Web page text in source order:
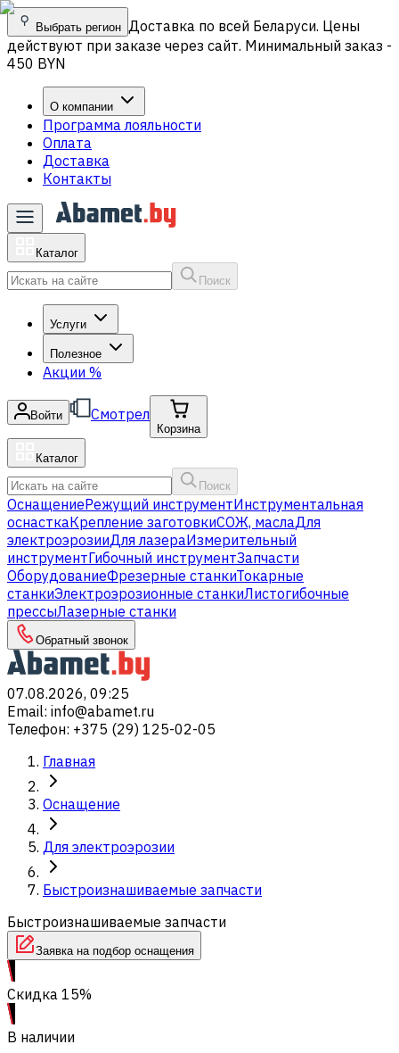
Выбрать регион Доставка по всей Беларуси. Цены
действуют при заказе через сайт. Минимальный заказ -
450 BYN
О компании
Программа лояльности
Оплата
Доставка
Контакты
Каталог
Поиск
Услуги
Полезное
Акции %
Войти Смотрел
Корзина
Каталог
Поиск
ОснащениеРежущий инструментИнструментальная
оснасткаКрепление заготовкиСОЖ, маслаДля
электроэрозииДля лазераИзмерительный
инструментГибочный инструментЗапчасти
ОборудованиеФрезерные станкиТокарные
станкиЭлектроэрозионные станкиЛистогибочные
прессыЛазерные станки
Обратный звонок
07.08.2026, 09:25
Email: info@abamet.ru
Телефон: +375 (29) 125-02-05
Главная
Оснащение
Для электроэрозии
Быстроизнашиваемые запчасти
Быстроизнашиваемые запчасти
Заявка на подбор оснащения
Скидка 15%
В наличии